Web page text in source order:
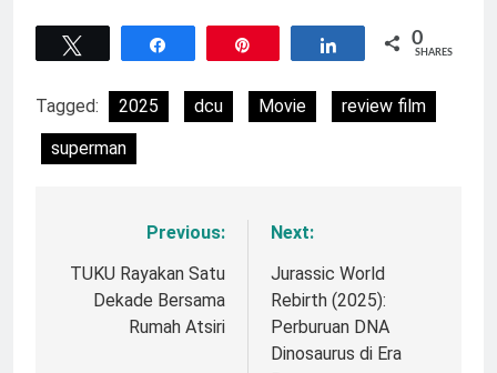
Share 0
SHARES
Tagged: 2025 dcu Movie
review film
superman
Navigasi
pos
Previous:
TUKU Rayakan Satu
Dekade Bersama
Rumah Atsiri
Next:
Jurassic World
Rebirth (2025):
Perburuan DNA
Dinosaurus di Era